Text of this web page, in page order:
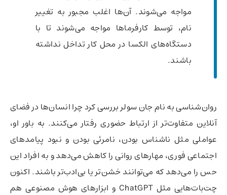
مواجه می‌شوند. آن‌ها اغلب مجبور به تغییر
نام، توسط کارفرماها مواجه می‌شوند تا با
دستگاه‌های الکسا در محل کار تداخل نداشته
باشند.
روان‌شناسی به نام جان سولر بررسی کرد چرا انسان‌ها در فضای
آنلاین متفاوت‌تر از ارتباط حضوری رفتار می‌کنند. به باور او،
عواملی مثل ناشناس بودن، نامرئی بودن و نبود پیامدهای
اجتماعی فوری، مهارهای روانی را کاهش می‌دهد و به افراد این
حس را می‌دهد که می‌توانند خشن‌تر یا بی‌ادب‌تر باشند. اکنون
چت‌بات‌هایی مثل ChatGPT و ابزارهای هوش مصنوعی هم